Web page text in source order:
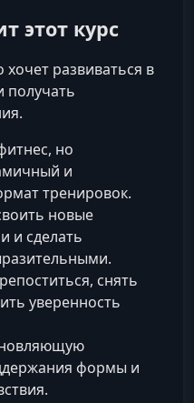
этот курс
хочет развиваться в
получать
но
и
тренировок.
новые
и сделать
снять
уверенность
формы и